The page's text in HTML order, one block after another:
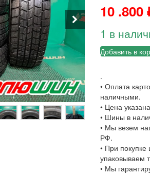
10 .800
1 в
Добавить в
.
• Оплата
наличными.
• Цена
• Шины в
• Мы везем
РФ.
• При
упаковываем
• Мы